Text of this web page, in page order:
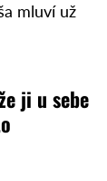
mluví už
ji u sebe